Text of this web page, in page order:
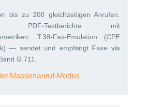
bis zu 200 gleichzeitigen Anrufen.
PDF-Testberichte mit
T.38-Fax-Emulation (CPE
— sendet und empfängt Faxe via
G.711.